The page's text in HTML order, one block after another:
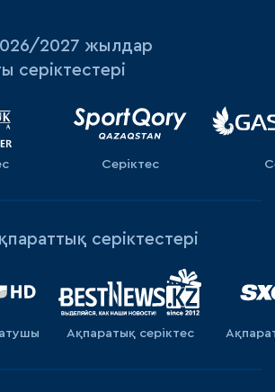
2027 жылдар
серіктестері
Серіктес
серіктестері
Ақпаратық серiктес